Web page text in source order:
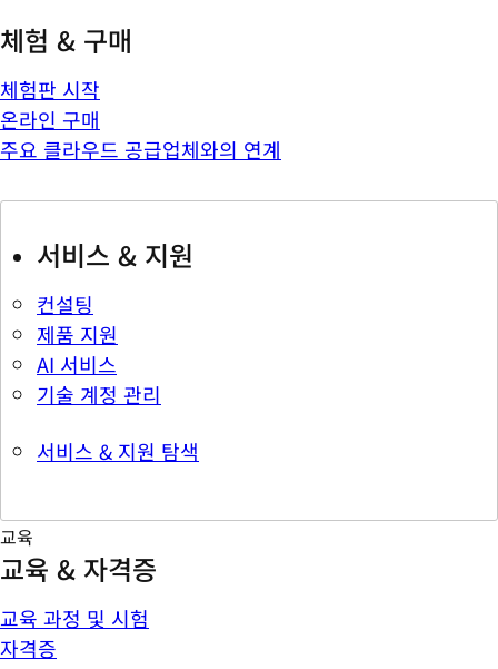
체험 & 구매
체험판 시작
온라인 구매
주요 클라우드 공급업체와의 연계
서비스 & 지원
컨설팅
제품 지원
AI 서비스
기술 계정 관리
서비스 & 지원 탐색
교육
교육 & 자격증
교육 과정 및 시험
자격증